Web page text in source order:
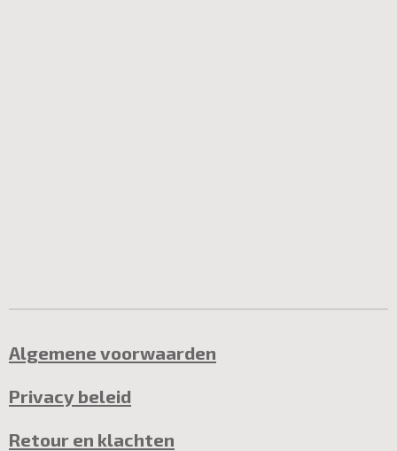
Algemene voorwaarden
Privacy beleid
Retour en klachten